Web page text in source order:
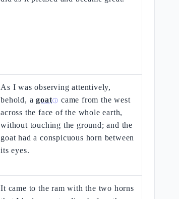
As I was observing attentively,
behold, agoatⓘ came from the west
across the face of the whole earth,
without touching the ground; and the
goat had a conspicuous horn between
its eyes.
It came to the ram with the two horns